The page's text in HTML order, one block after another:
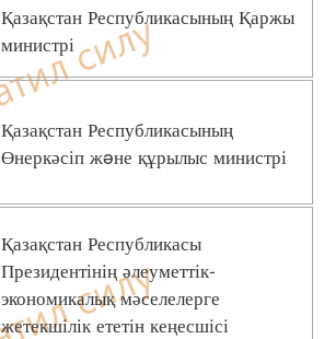
Қазақстан Республикасының Қаржы
министрі
Қазақстан Республикасының
Өнеркәсіп жəне құрылыс министрі
Қазақстан Республикасы
Президентінің әлеуметтік-
экономикалық мәселелерге
жетекшілік ететін кеңесшісі